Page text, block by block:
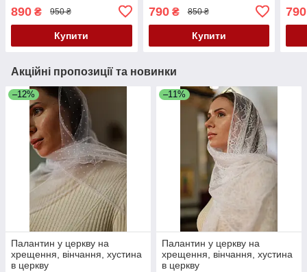
890 ₴ 950 ₴
Купити
790₴ 850 ₴
Купити
790
Акційні пропозиції та новинки
–12%
Палантин у церкву на
хрещення, вінчання, хустина
в церкву
–11%
Палантин у церкву на
хрещення, вінчання, хустина
в церкву